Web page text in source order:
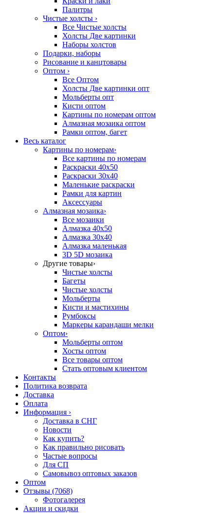
Палитры
Чистые холсты ›
Все Чистые холсты
Холсты Две картинки
Наборы холстов
Подарки, наборы
Рисование и канцтовары
Оптом ›
Все Оптом
Холсты Две картинки опт
Мольберты опт
Кисти оптом
Картины по номерам оптом
Алмазная мозаика оптом
Рамки оптом, багет
Весь каталог
Картины по номерам›
Все картины по номерам
Раскраски 40х50
Раскраски 30х40
Маленькие раскраски
Рамки для картин
Аксессуары
Алмазная мозаика›
Все мозаики
Алмазка 40х50
Алмазка 30х40
Алмазка маленькая
3D 5D мозаика
Другие товары›
Чистые холсты
Багеты
Чистые холсты
Мольберты
Кисти и мастихины
Румбоксы
Маркеры карандаши мелки
Оптом›
Мольберты оптом
Хосты оптом
Все товары оптом
Стать оптовым клиентом
Контакты
Политика возврата
Доставка
Оплата
Информация ›
Доставка в СНГ
Новости
Как купить?
Как правильно рисовать
Частые вопросы
Для СП
Самовывоз оптовых заказов
Оптом
Отзывы (7068)
Фотогалерея
Акции и скидки